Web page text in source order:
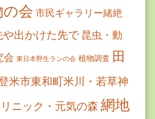
会 市民ギャラリー緒絶
や出かけた先で 昆虫・動
会 東日本野生ランの会 植物調査 田
米市東和町米川・若草神
ニック・元気の森 網地